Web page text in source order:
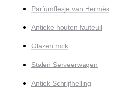
Parfumflesje van Hermès
Antieke houten fauteuil
Glazen mok
Stalen Serveerwagen
Antiek Schrijfhelling